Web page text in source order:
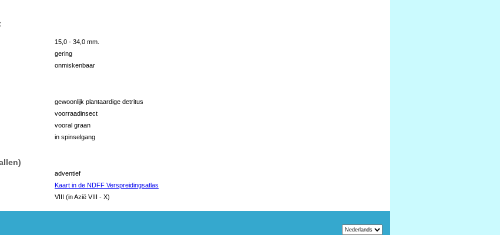
15,0 - 34,0 mm.
gering
onmiskenbaar
gewoonlijk plantaardige detritus
voorraadinsect
vooral graan
in spinselgang
adventief
Kaart in de NDFF Verspreidingsatlas
VIII (in Azië VIII - X)